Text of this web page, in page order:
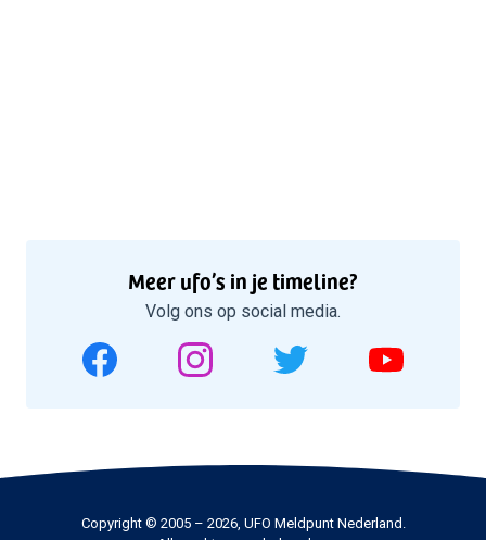
Meer ufo’s in je timeline?
Volg ons op social media.
Copyright © 2005 – 2026, UFO Meldpunt Nederland.